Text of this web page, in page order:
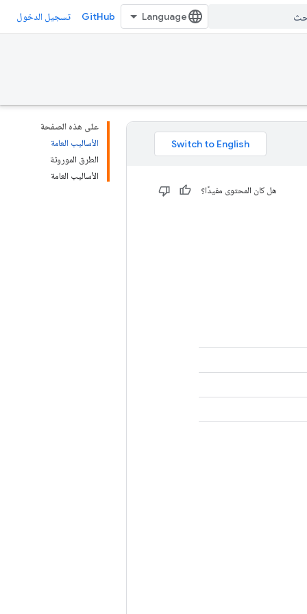
GitHub تسجيل الدخول
على هذه الصفحة
الأساليب العامة
الطرق الموروثة
الأساليب العامة
هل كان المحتوى مفيدًا؟